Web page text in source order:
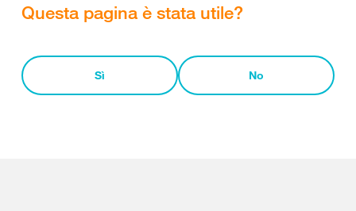
Questa pagina è stata utile?
Sì No